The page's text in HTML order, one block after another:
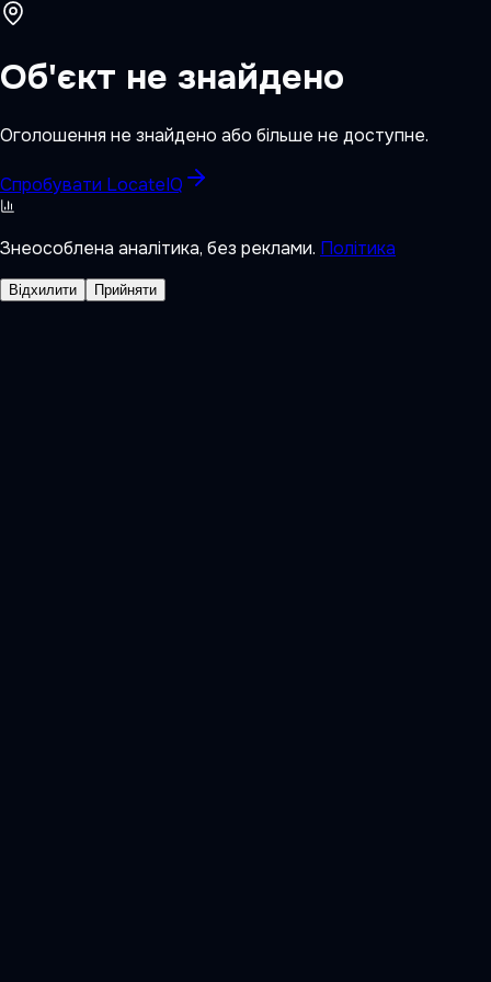
Об'єкт не знайдено
Оголошення не знайдено або більше не доступне.
Спробувати LocateIQ
Знеособлена аналітика, без реклами. Політика
Відхилити Прийняти